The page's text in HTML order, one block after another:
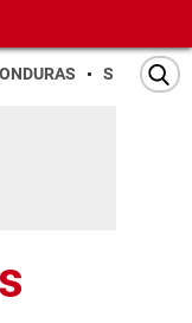
SAN PEDRO